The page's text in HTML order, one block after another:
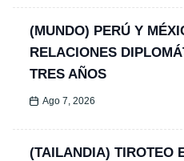
(MUNDO) PERÚ Y
RELACIONES
TRES AÑOS
Ago 7, 2026
(TAILANDIA) TIROTEO